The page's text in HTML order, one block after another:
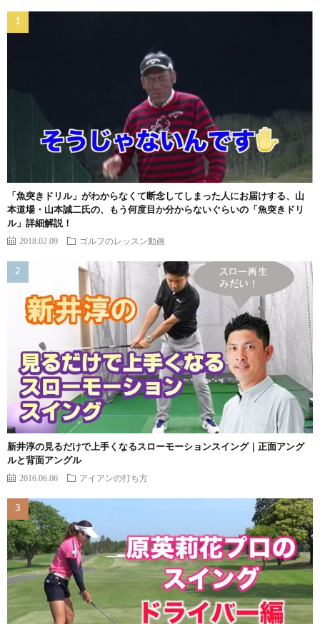
「魚突きドリル」がわからなくて断念してしまった人にお届けする、山
本道場・山本誠二氏の、もう何度目か分からないぐらいの「魚突きドリ
ル」詳細解説！
2018.02.09 ゴルフのレッスン動画
新井淳の見るだけで上手くなるスローモーションスイング｜正面アング
ルと背面アングル
2016.06.06 アイアンの打ち方